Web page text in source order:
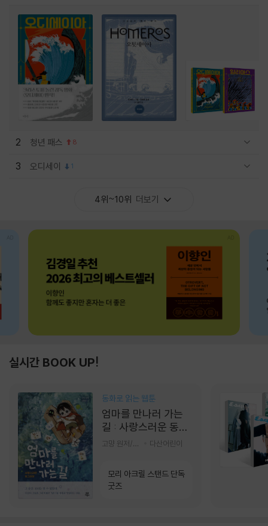
2 청년 패스 8
3 오디세이 1
4위~10위 더보기
실시간 BOOK UP!
동화로 읽는 웹툰
엄마를 만나러 가는
길 : 사랑스러운 동그
라미
다산어린이
모리 아크릴 스탠드 단독
굿즈